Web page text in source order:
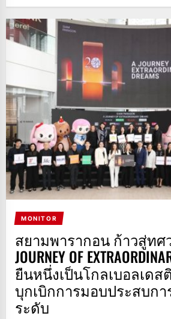
MONITOR
สยามพารากอน ก้าวสู่ทศ
JOURNEY OF
ยืนหนึ่งเป็นโกลเบอลเดส
บุกเบิกการมอบประสบก
ระดับ